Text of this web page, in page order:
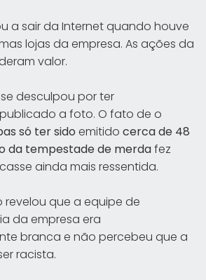
a sair da Internet quando houve
lojas da empresa. As ações da
valor.
desculpou por ter
a foto. O fato de o
só ter sido emitido cerca de 48
da tempestade de merdafez
ainda mais ressentida.
revelou que a equipe de
da empresa era
branca e não percebeu que a
racista.